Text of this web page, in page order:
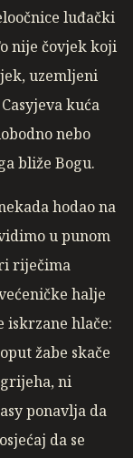
luđački
nije čovjek koji
uzemljeni
kuća
nebo
bliže Bogu.
hodao na
u punom
riječima
halje
iskrzane hlače:
žabe skače
ni
ponavlja da
da se